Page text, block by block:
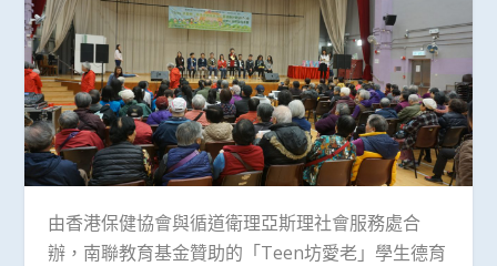
由香港保健協會與循道衛理亞斯理社會服務處合
辦，南聯教育基金贊助的「Teen坊愛老」學生德育